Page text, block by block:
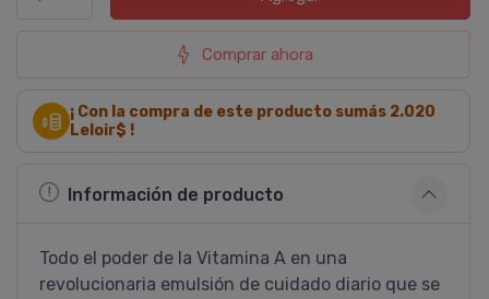
Comprar ahora
¡ Con la compra de este producto sumás 2.020
Leloir$ !
Información de producto
Todo el poder de la Vitamina A en una
revolucionaria emulsión de cuidado diario que se